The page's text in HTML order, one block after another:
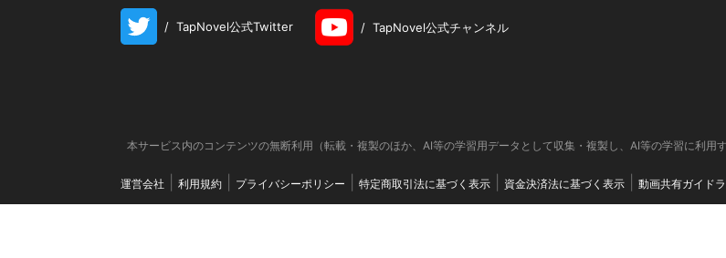
/ TapNovel公式Twitter / TapNovel公式チャンネル
本サービス内のコンテンツの無断利用（転載・複製のほか、AI等の学習用データとして収集・複製し、AI等の学習に利用
運営会社 利用規約 プライバシーポリシー 特定商取引法に基づく表示 資金決済法に基づく表示 動画共有ガイド